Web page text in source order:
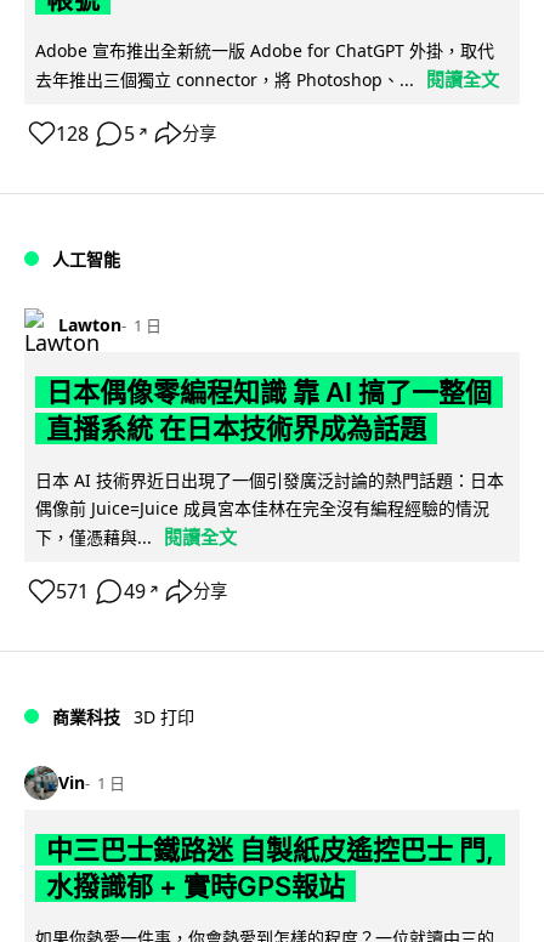
Adobe 宣布推出全新統一版 Adobe for ChatGPT 外掛，取代
去年推出三個獨立 connector，將 Photoshop、...
閱讀全文
128 5 ↗ 分享
人工智能
Lawton 1 日
日本偶像零編程知識 靠 AI 搞了一整個
直播系統 在日本技術界成為話題
日本 AI 技術界近日出現了一個引發廣泛討論的熱門話題：日本
偶像前 Juice=Juice 成員宮本佳林在完全沒有編程經驗的情況
下，僅憑藉與...
閱讀全文
571 49 ↗ 分享
商業科技 3D 打印
Vin 1 日
中三巴士鐵路迷 自製紙皮遙控巴士 門,
水撥識郁 + 實時GPS報站